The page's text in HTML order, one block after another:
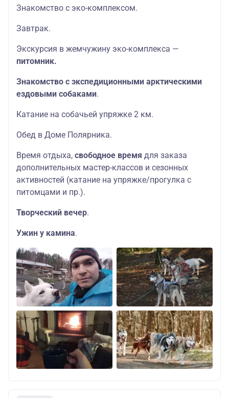
Знакомство с эко-комплексом.
Завтрак.
Экскурсия в жемчужину эко-комплекса —
питомник.
Знакомство с экспедиционными арктическими
ездовыми собаками.
Катание на собачьей упряжке 2 км.
Обед в Доме Полярника.
Время отдыха, свободное время для заказа
дополнительных мастер-классов и сезонных
активностей (катание на упряжке/прогулка с
питомцами и пр.).
Творческий вечер.
Ужин у камина.